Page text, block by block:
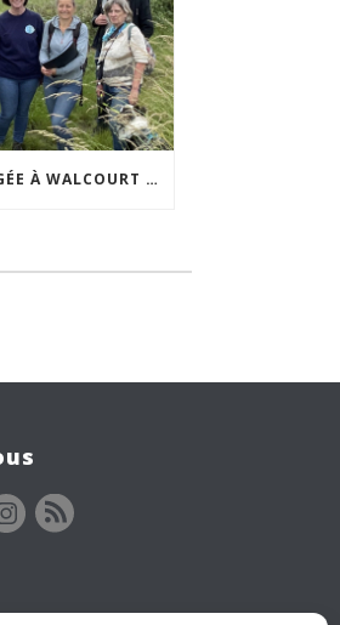
VISITE PARTAGÉE À WALCOURT : UNE DÉMARCHE PARTICIPATIVE ANIMÉE PAR ESPACE ENVIRONNEMENT